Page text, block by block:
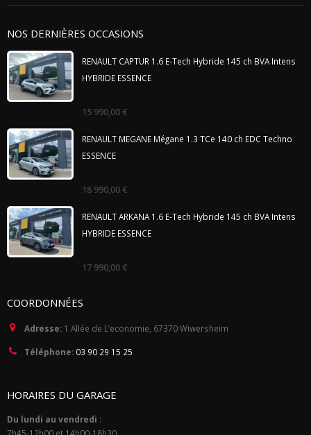
NOS DERNIÈRES OCCASIONS
RENAULT CAPTUR 1.6 E-Tech Hybride 145 ch BVA Intens
HYBRIDE ESSENCE
out
15 990,00 €
RENAULT MEGANE Mégane 1.3 TCe 140 ch EDC Techno
ESSENCE
out
18 990,00 €
RENAULT ARKANA 1.6 E-Tech Hybride 145 ch BVA Intens
HYBRIDE ESSENCE
out
17 990,00 €
COORDONNÉES
Adresse: 1 Allée de L’economie, 67370 Wiwersheim
Téléphone: 03 90 29 15 25
HORAIRES DU GARAGE
Du lundi au vendredi :
7h45-12h00 et 14h00-18h30